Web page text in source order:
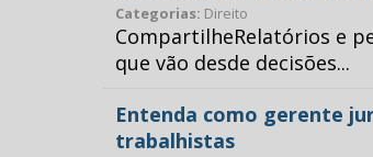
Categorias: Direito
CompartilheRelatórios e
que vão desde decisões...
Entenda como gerente
trabalhistas